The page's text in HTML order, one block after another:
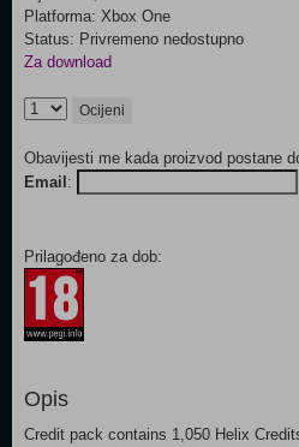
Platforma: Xbox One
Status: Privremeno nedostupno
Za download
Ocijeni
Obavijesti me kada proizvod postane
Email :
Prilagođeno za dob:
Opis
Credit pack contains 1,050 Helix